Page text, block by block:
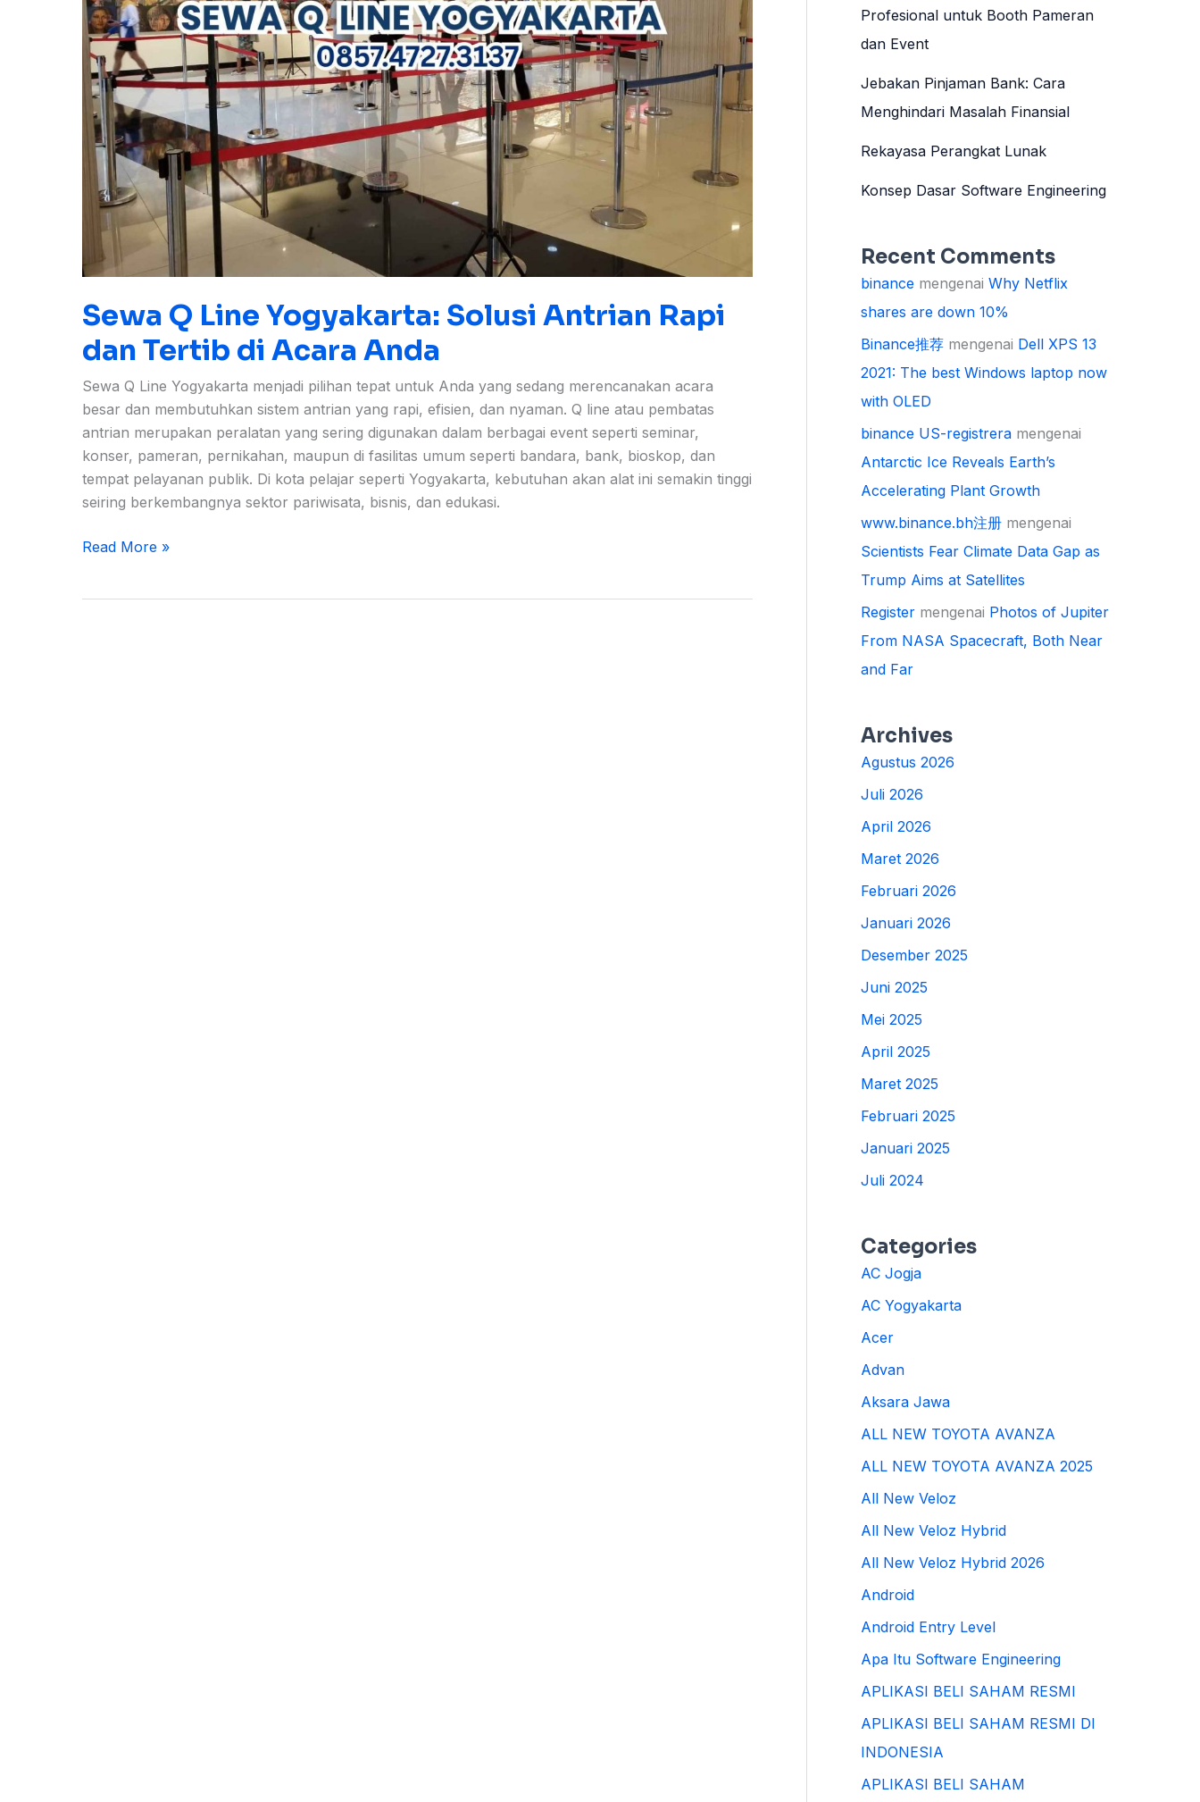
Sewa Q Line Yogyakarta: Solusi Antrian Rapi
dan Tertib di Acara Anda
Sewa Q Line Yogyakarta menjadi pilihan tepat untuk Anda yang sedang merencanakan acara
besar dan membutuhkan sistem antrian yang rapi, efisien, dan nyaman. Q line atau pembatas
antrian merupakan peralatan yang sering digunakan dalam berbagai event seperti seminar,
konser, pameran, pernikahan, maupun di fasilitas umum seperti bandara, bank, bioskop, dan
tempat pelayanan publik. Di kota pelajar seperti Yogyakarta, kebutuhan akan alat ini semakin tinggi
seiring berkembangnya sektor pariwisata, bisnis, dan edukasi.
di
Acara
Anda
Read More »
Profesional untuk Booth Pameran
dan Event
Jebakan Pinjaman Bank: Cara
Menghindari Masalah Finansial
Rekayasa Perangkat Lunak
Konsep Dasar Software Engineering
Recent Comments
binance mengenai Why Netflix
shares are down 10%
Binance推荐 mengenai Dell XPS 13
2021: The best Windows laptop now
with OLED
binance US-registrera mengenai
Antarctic Ice Reveals Earth’s
Accelerating Plant Growth
www.binance.bh注册 mengenai
Scientists Fear Climate Data Gap as
Trump Aims at Satellites
Register mengenai Photos of Jupiter
From NASA Spacecraft, Both Near
and Far
Archives
Agustus 2026
Juli 2026
April 2026
Maret 2026
Februari 2026
Januari 2026
Desember 2025
Juni 2025
Mei 2025
April 2025
Maret 2025
Februari 2025
Januari 2025
Juli 2024
Categories
AC Jogja
AC Yogyakarta
Acer
Advan
Aksara Jawa
ALL NEW TOYOTA AVANZA
ALL NEW TOYOTA AVANZA 2025
All New Veloz
All New Veloz Hybrid
All New Veloz Hybrid 2026
Android
Android Entry Level
Apa Itu Software Engineering
APLIKASI BELI SAHAM RESMI
APLIKASI BELI SAHAM RESMI DI
INDONESIA
APLIKASI BELI SAHAM